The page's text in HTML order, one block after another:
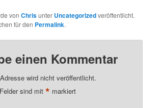
vonChrisunter Uncategorizedveröffentlicht.
für den Permalink.
einen Kommentar
wird nicht veröffentlicht.
sind mit* markiert